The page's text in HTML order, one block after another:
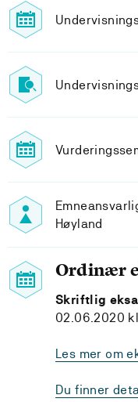
Høyland
Ordinær
Skriftlig
02.06.2020
Les mer om
Du finner